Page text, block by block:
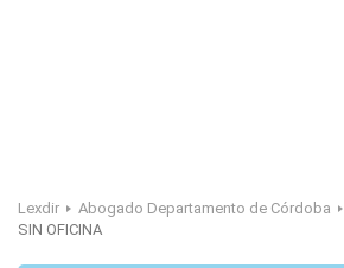
Lexdir Abogado Departamento de Córdoba
SIN OFICINA